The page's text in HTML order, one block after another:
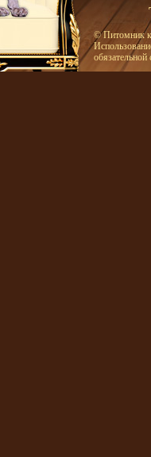
© Питомник
обязательной